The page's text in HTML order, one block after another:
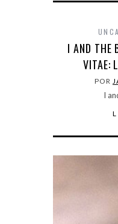
I AND THE
VITAE:
POR
I